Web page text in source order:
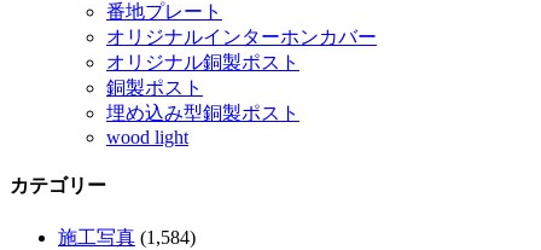
番地プレート
オリジナルインターホンカバー
オリジナル銅製ポスト
銅製ポスト
埋め込み型銅製ポスト
wood light
カテゴリー
施工写真 (1,584)